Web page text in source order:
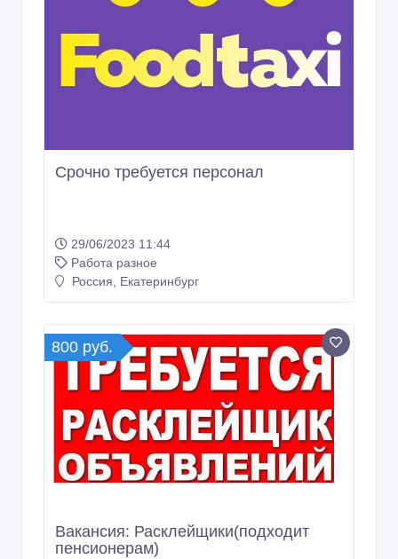
Срочно требуется персонал
29/06/2023 11:44
Работа разное
Россия, Екатеринбург
800 руб.
Вакансия: Расклейщики(подходит
пенсионерам)